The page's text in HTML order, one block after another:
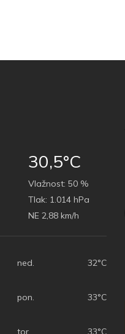
30,5°C
Vlažnost: 50 %
Tlak: 1.014 hPa
NE 2,88 km/h
ned. 32°C
pon. 33°C
tor. 33°C